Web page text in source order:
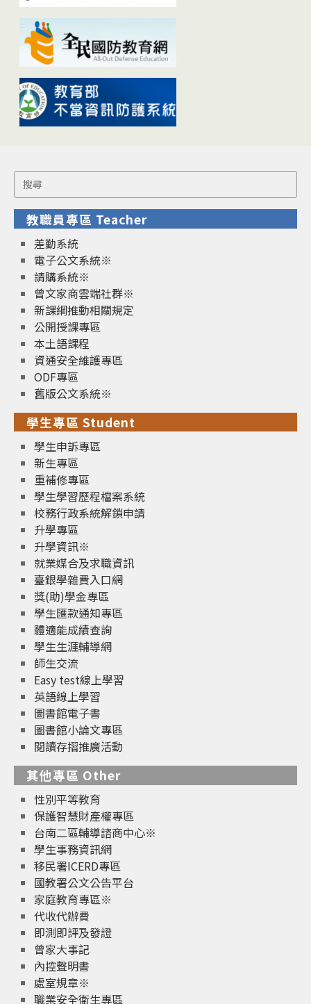
Search
for:
教職員專區 Teacher
差勤系統
電子公文系統※
請購系統※
曾文家商雲端社群※
新課綱推動相關規定
公開授課專區
本土語課程
資通安全維護專區
ODF專區
舊版公文系統※
學生專區 Student
學生申訴專區
新生專區
重補修專區
學生學習歷程檔案系統
校務行政系統解鎖申請
升學專區
升學資訊※
就業媒合及求職資訊
臺銀學雜費入口網
獎(助)學金專區
學生匯款通知專區
體適能成績查詢
學生生涯輔導網
師生交流
Easy test線上學習
英語線上學習
圖書館電子書
圖書館小論文專區
閱讀存摺推廣活動
其他專區 Other
性別平等教育
保護智慧財產權專區
台南二區輔導諮商中心※
學生事務資訊網
移民署ICERD專區
國教署公文公告平台
家庭教育專區※
代收代辦費
即測即評及發證
曾家大事記
內控聲明書
處室規章※
職業安全衛生專區